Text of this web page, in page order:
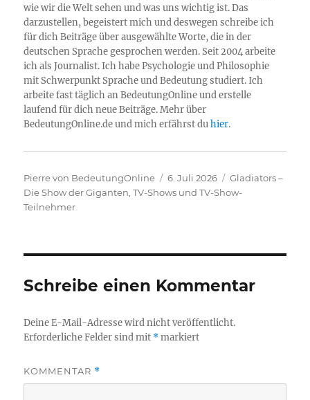
wie wir die Welt sehen und was uns wichtig ist. Das
darzustellen, begeistert mich und deswegen schreibe ich
für dich Beiträge über ausgewählte Worte, die in der
deutschen Sprache gesprochen werden. Seit 2004 arbeite
ich als Journalist. Ich habe Psychologie und Philosophie
mit Schwerpunkt Sprache und Bedeutung studiert. Ich
arbeite fast täglich an BedeutungOnline und erstelle
laufend für dich neue Beiträge. Mehr über
BedeutungOnline.de und mich erfährst duhier.
Autor
Pierre von BedeutungOnline
Veröffentlicht
am
6. Juli 2026 Kategorien
Gladiators –
Die Show der Giganten ,TV-Shows und TV-Show-
Teilnehmer
Schreibe einen Kommentar
Deine E-Mail-Adresse wird nicht veröffentlicht.
Erforderliche Felder sind mit *markiert
KOMMENTAR *